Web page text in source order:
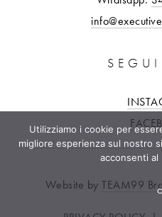
Website by TEAM99
Utilizziamo i cookie per
migliore esperienza sul nostro
acconsenti al